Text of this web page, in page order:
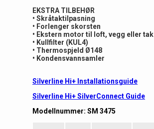
EKSTRA TILBEHØR
• Skråtaktilpasning
• Forlenger skorsten
• Ekstern motor til loft, vegg eller tak
• Kullfilter (KUL4)
• Thermospjeld Ø148
• Kondensvannsamler
Silverline Hi+ Installationsguide
Silverline Hi+ SilverConnect Guide
Modellnummer: SM 3475